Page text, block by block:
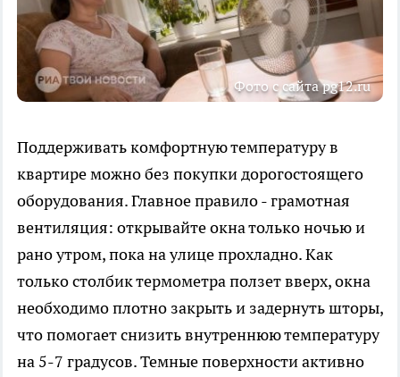
Фото с сайта pg12.ru
Поддерживать комфортную температуру в
квартире можно без покупки дорогостоящего
оборудования. Главное правило - грамотная
вентиляция: открывайте окна только ночью и
рано утром, пока на улице прохладно. Как
только столбик термометра ползет вверх, окна
необходимо плотно закрыть и задернуть шторы,
что помогает снизить внутреннюю температуру
на 5-7 градусов. Темные поверхности активно